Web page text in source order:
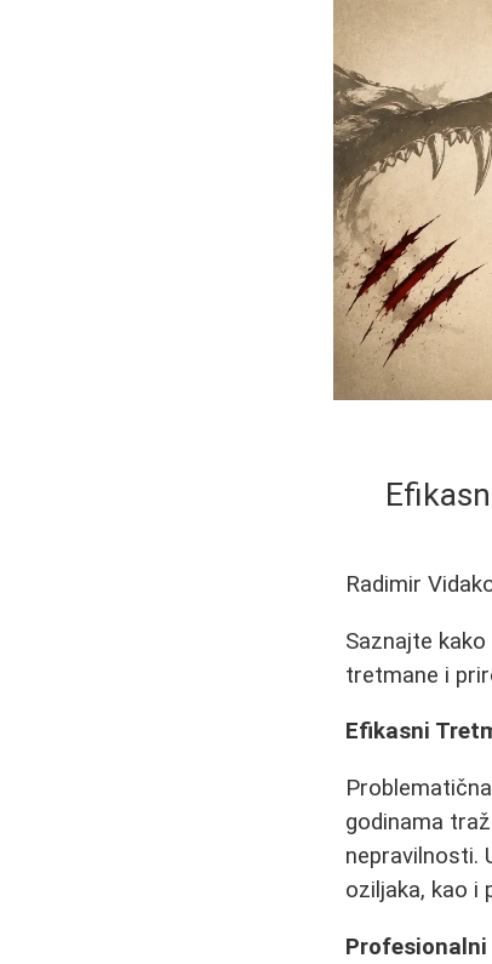
Radimir
Saznajte
tretmane i
Efikasni
godinama
nepravilnosti.
oziljaka, kao i